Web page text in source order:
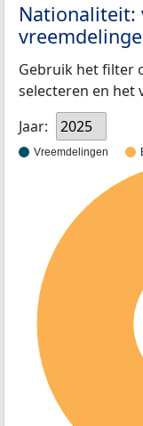
Nationaliteit:
Gebruik het filter
selecteren en het
Jaar:
2025
Vreemdelingen